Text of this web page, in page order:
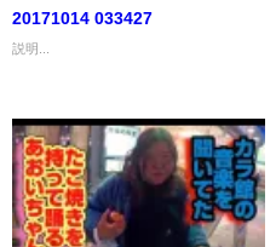
20171014 033427
説明...